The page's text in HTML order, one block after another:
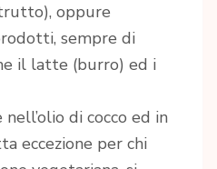
oppure
sempre di
il latte (burro) ed i
di cocco ed in
eccezione per chi